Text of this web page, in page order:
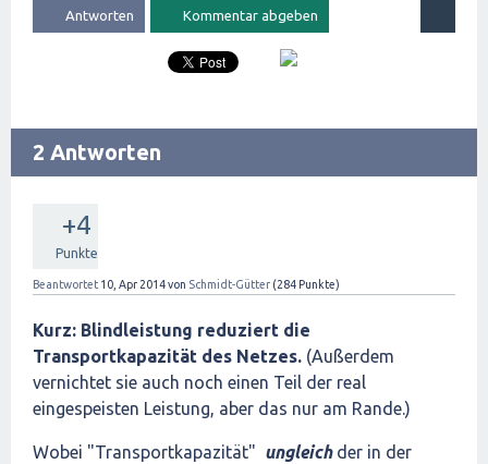
2 Antworten
+4
Punkte
Beantwortet 10, Apr 2014von Schmidt-Gütter (284 Punkte)
Kurz: Blindleistung reduziert die
Transportkapazität des Netzes. (Außerdem
vernichtet sie auch noch einen Teil der real
eingespeisten Leistung, aber das nur am Rande.)
Wobei "Transportkapazität" ungleich der in der